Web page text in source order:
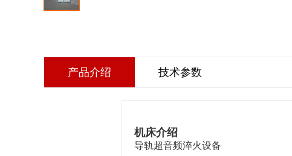
产品介绍 技术参数
机床介绍
导轨超音频淬火设备